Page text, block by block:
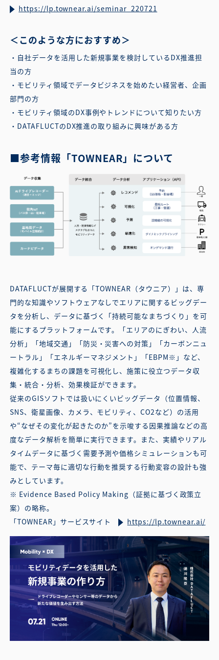
https://lp.townear.ai/seminar_220721
＜このような方におすすめ＞
・自社データを活用した新規事業を検討しているDX推進担
当の方
・モビリティ領域でデータビジネスを始めたい経営者、企画
部門の方
・モビリティ領域のDX事例やトレンドについて知りたい方
・DATAFLUCTのDX推進の取り組みに興味がある方
■参考情報「TOWNEAR」について
DATAFLUCTが展開する「TOWNEAR（タウニア）」は、専
門的な知識やソフトウェアなしでエリアに関するビッグデー
タを分析し、データに基づく「持続可能なまちづくり」を可
能にするプラットフォームです。「エリアのにぎわい、人流
分析」「地域交通」「防災・災害への対策」「カーボンニュ
ートラル」「エネルギーマネジメント」「EBPM※」など、
複雑化するまちの課題を可視化し、施策に役立つデータ収
集・統合・分析、効果検証ができます。
従来のGISソフトでは扱いにくいビッグデータ（位置情報、
SNS、衛星画像、カメラ、モビリティ、CO2など）の活用
や“なぜその変化が起きたのか”を示唆する因果推論などの高
度なデータ解析を簡単に実行できます。また、実績やリアル
タイムデータに基づく需要予測や価格シミュレーションも可
能で、テーマ毎に適切な行動を推奨する行動変容の設計も強
みとしています。
※ Evidence Based Policy Making（証拠に基づく政策立
案）の略称。
「TOWNEAR」サービスサイト
https://lp.townear.ai/